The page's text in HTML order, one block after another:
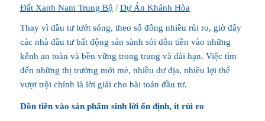
Đất Xanh Nam Trung Bộ / Dự Án Khánh Hòa
Thay vì đầu tư lướt sóng, theo số đông nhiều rủi ro, giờ đây
các nhà đầu tư bất động sản sành sỏi dồn tiền vào những
kênh an toàn và bền vững trong trung và dài hạn. Việc tìm
đến những thị trường mới mẻ, nhiều dư địa, nhiều lợi thế
vượt trội chính là lời giải cho bài toán đầu tư.
Dồn tiền vào sản phẩm sinh lời ổn định, ít rủi ro